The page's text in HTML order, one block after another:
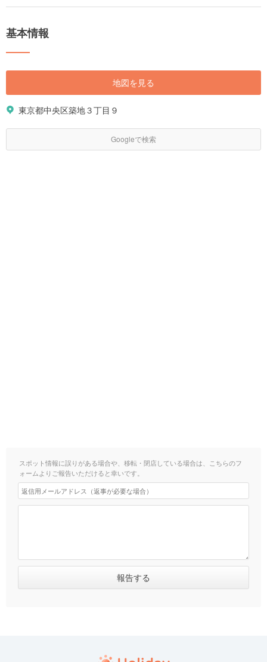
基本情報
地図を見る
東京都中央区築地３丁目９
Googleで検索
スポット情報に誤りがある場合や、移転・閉店している場合は、こちらのフ
ォームよりご報告いただけると幸いです。